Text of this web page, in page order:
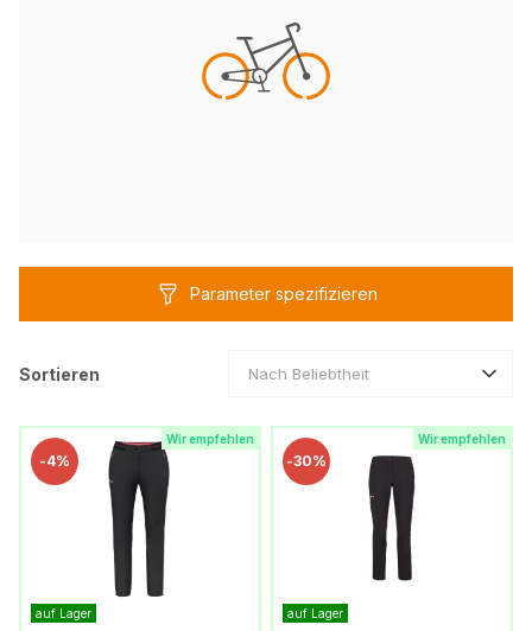
Parameter spezifizieren
Sortieren Nach Beliebtheit
Wir empfehlen
-4%
auf Lager
Wir empfehlen
-30%
auf Lager